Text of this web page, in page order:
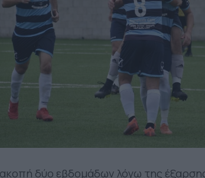
δύο εβδομάδων λόγω της